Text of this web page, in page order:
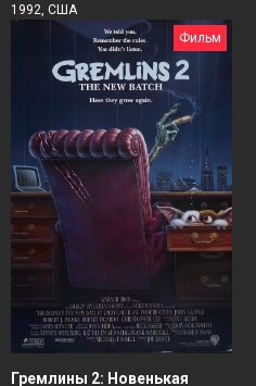
1992, США
Фильм
Гремлины 2: Новенькая